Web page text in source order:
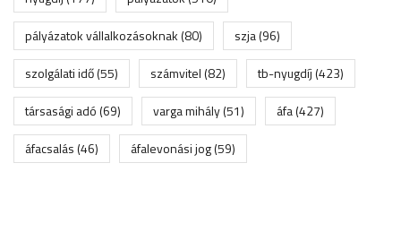
pályázatok vállalkozásoknak(80) szja(96)
szolgálati idő(55) számvitel(82) tb-nyugdíj(423)
társasági adó(69) varga mihály(51) áfa(427)
áfacsalás(46) áfalevonási jog(59)